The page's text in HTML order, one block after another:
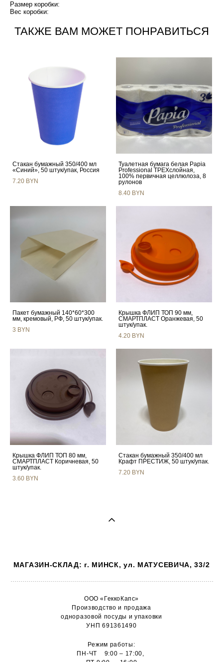
Размер коробки:
Вес коробки:
ТАКЖЕ ВАМ МОЖЕТ ПОНРАВИТЬСЯ
Стакан бумажный 350/400 мл
«Синий», 50 штук/упак, Россия
7.20 BYN
Туалетная бумага белая Papia
Professional ТРЕХслойная,
100% первичная целлюлоза, 8
рулонов
8.40 BYN
Пакет бумажный 140*60*300
мм, кремовый, РФ, 50 штук/упак.
3 BYN
Крышка ФЛИП ТОП 90 мм,
СМАРТПЛАСТ Оранжевая, 50
штук/упак.
4.20 BYN
Крышка ФЛИП ТОП 80 мм,
СМАРТПЛАСТ Коричневая, 50
штук/упак.
3.60 BYN
Стакан бумажный 350/400 мл
Крафт ПРЕСТИЖ, 50 штук/упак.
7.20 BYN
МАГАЗИН-СКЛАД: г. МИНСК, ул. МАТУСЕВИЧА, 33/2
ООО «ГеккоКапс»
Производство и продажа
одноразовой посуды и упаковки
УНП 691361490
Режим работы:
ПН-ЧТ 9:00 – 17:00,